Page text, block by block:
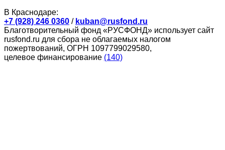
В Краснодаре:
+7 (928) 246 0360 / kuban@rusfond.ru
Благотворительный фонд «РУСФОНД» использует сайт
rusfond.ru для сбора не облагаемых налогом
пожертвований, ОГРН 1097799029580,
целевое финансирование (140)